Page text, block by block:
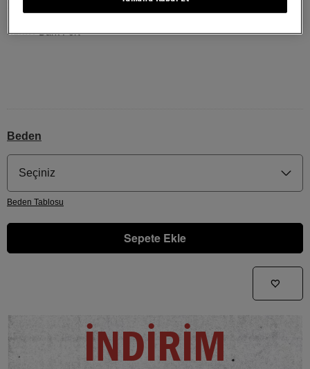
1.999,00 TL
RENK : Dark Port
Beden
Seçiniz
Beden Tablosu
Sepete Ekle
İNDİRİM